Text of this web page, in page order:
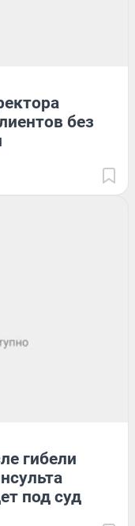
без
гибели
под суд